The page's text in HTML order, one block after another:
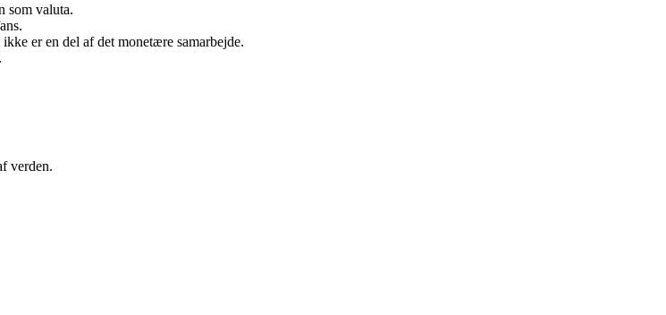
som valuta.
er en del af det monetære samarbejde.
verden.